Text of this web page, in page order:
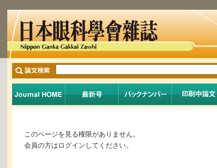
このページを見る権限がありません。
会員の方はログインしてください。